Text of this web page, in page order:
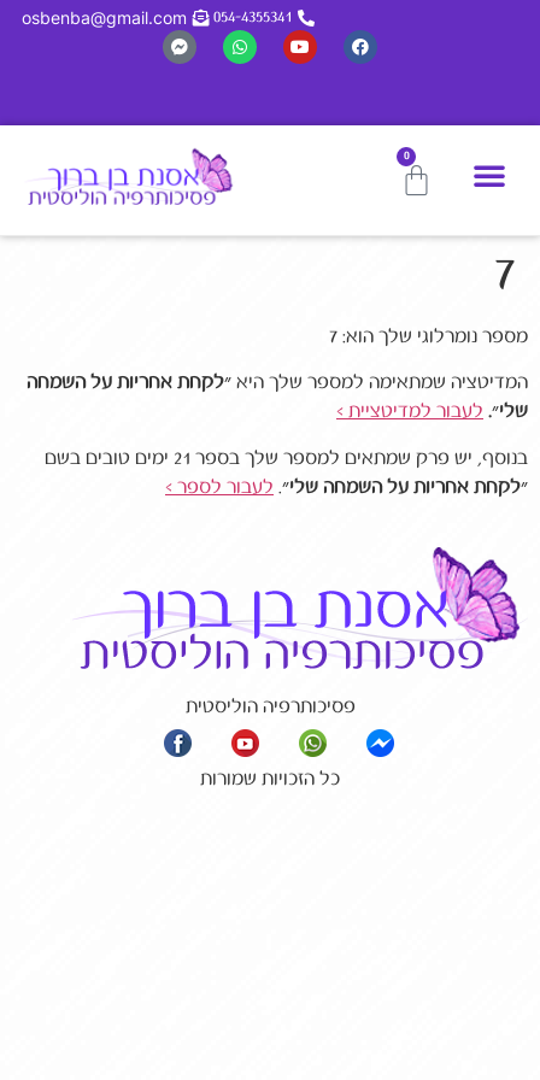
054-4355341
osbenba@gmail.com
0
7
מספר נומרלוגי שלך הוא: 7
המדיטציה שמתאימה למספר שלך היא ״לקחת אחריות על השמחה
שלי״. לעבור למדיטציית >
בנוסף, יש פרק שמתאים למספר שלך בספר 21 ימים טובים בשם
״לקחת אחריות על השמחה שלי״. לעבור לספר >
פסיכותרפיה הוליסטית
כל הזכויות שמורות